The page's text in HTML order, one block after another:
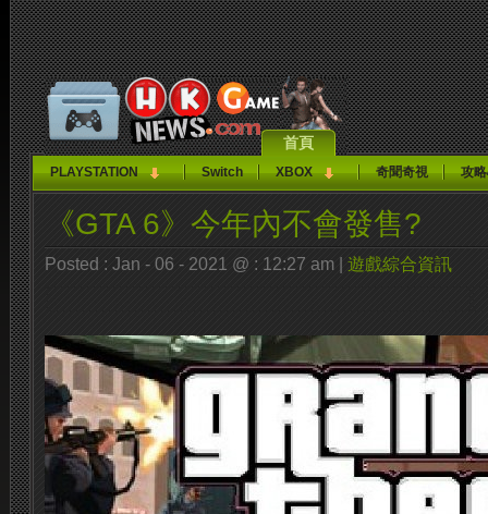
首頁
PLAYSTATION Switch XBOX 奇聞奇視 攻
《GTA 6》今年內不會發售?
Posted : Jan - 06 - 2021 @ : 12:27 am | 遊戲綜合資訊